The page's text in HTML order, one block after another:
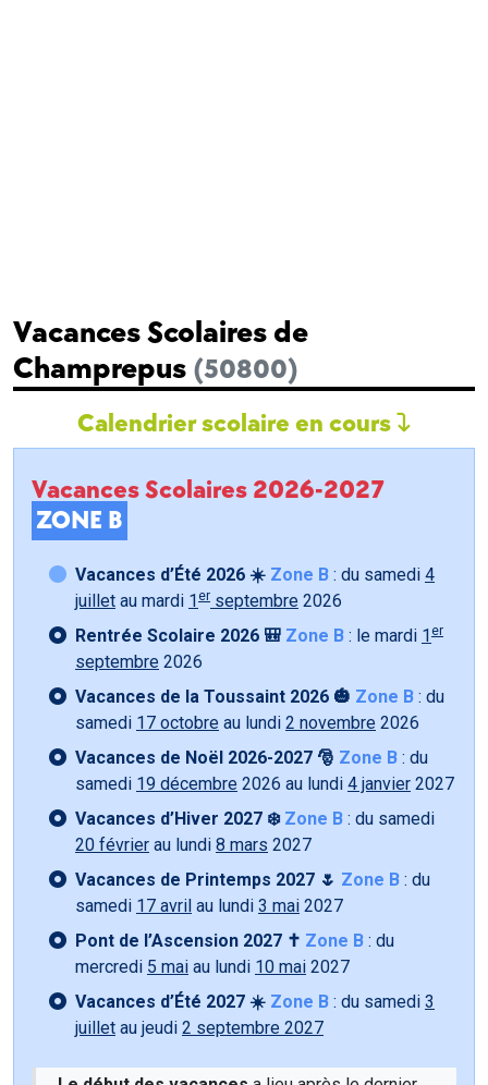
Vacances Scolaires de
Champrepus (50800)
Calendrier scolaire en cours
Vacances Scolaires 2026-2027
ZONE B
Vacances d’Été 2026 ☀️ Zone B : du samedi 4
juillet au mardi 1 er septembre 2026
Rentrée Scolaire 2026 🎒 Zone B : le mardi 1 er
septembre 2026
Vacances de la Toussaint 2026 🎃 Zone B : du
samedi 17 octobre au lundi 2 novembre 2026
Vacances de Noël 2026-2027 🎅 Zone B : du
samedi 19 décembre 2026 au lundi 4 janvier 2027
Vacances d’Hiver 2027 ❄️ Zone B : du samedi
20 février au lundi 8 mars 2027
Vacances de Printemps 2027 🌷 Zone B : du
samedi 17 avril au lundi 3 mai 2027
Pont de l’Ascension 2027 ✝️ Zone B : du
mercredi 5 mai au lundi 10 mai 2027
Vacances d’Été 2027 ☀️ Zone B : du samedi 3
juillet au jeudi 2 septembre 2027